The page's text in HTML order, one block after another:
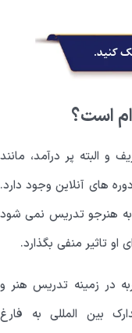
است؟
البته پر درآمد، مانند
های آنلاین وجود دارد.
به هنرجو تدریس نمی شود
تاثیر منفی بگذارد.
با بیش از ١٣ سال تجربه در زمینه تدریس هنر و
بین المللی به فارغ